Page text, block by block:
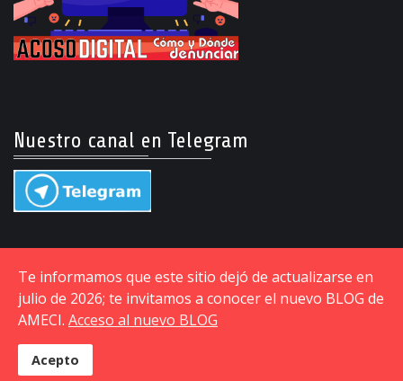
Nuestro canal en Telegram
© Copyright © 2015-2026 Asociación Mexicana de
Ciberseguridad. BLOG
Te informamos que este sitio dejó de actualizarse en
julio de 2026; te invitamos a conocer el nuevo BLOG de
AMECI. Acceso al nuevo BLOG
Acepto